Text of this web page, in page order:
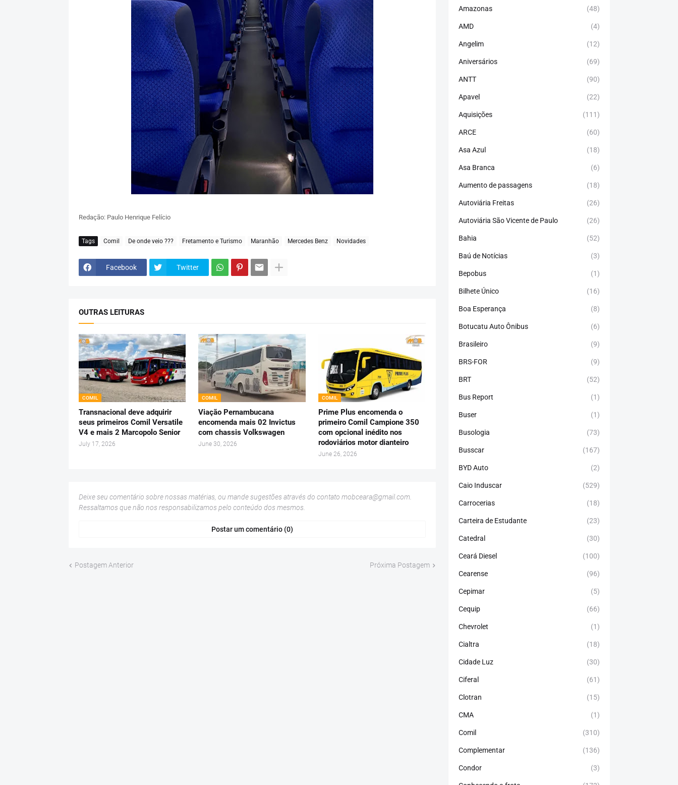
Redação: Paulo Henrique Felício
Tags Comil De onde veio ??? Fretamento e Turismo Maranhão Mercedes Benz Novidades
Facebook Twitter
OUTRAS LEITURAS
COMIL
Transnacional deve adquirir
seus primeiros Comil Versatile
V4 e mais 2 Marcopolo Senior
July 17, 2026
COMIL
Viação Pernambucana
encomenda mais 02 Invictus
com chassis Volkswagen
June 30, 2026
COMIL
Prime Plus encomenda o
primeiro Comil Campione 350
com opcional inédito nos
rodoviários motor dianteiro
June 26, 2026
Deixe seu comentário sobre nossas matérias, ou mande sugestões através do contato mobceara@gmail.com.
Ressaltamos que não nos responsabilizamos pelo conteúdo dos mesmos.
Postar um comentário (0)
Postagem Anterior Próxima Postagem
Amazonas (48)
AMD (4)
Angelim (12)
Aniversários (69)
ANTT (90)
Apavel (22)
Aquisições (111)
ARCE (60)
Asa Azul (18)
Asa Branca (6)
Aumento de passagens (18)
Autoviária Freitas (26)
Autoviária São Vicente de Paulo (26)
Bahia (52)
Baú de Notícias (3)
Bepobus (1)
Bilhete Único (16)
Boa Esperança (8)
Botucatu Auto Ônibus (6)
Brasileiro (9)
BRS-FOR (9)
BRT (52)
Bus Report (1)
Buser (1)
Busologia (73)
Busscar (167)
BYD Auto (2)
Caio Induscar (529)
Carrocerias (18)
Carteira de Estudante (23)
Catedral (30)
Ceará Diesel (100)
Cearense (96)
Cepimar (5)
Cequip (66)
Chevrolet (1)
Cialtra (18)
Cidade Luz (30)
Ciferal (61)
Clotran (15)
CMA (1)
Comil (310)
Complementar (136)
Condor (3)